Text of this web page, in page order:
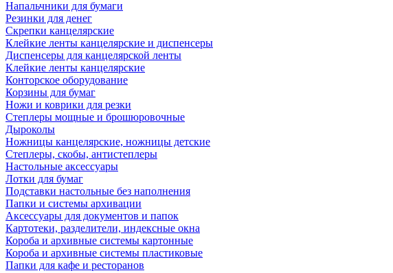
Напальчники для бумаги
Резинки для денег
Скрепки канцелярские
Клейкие ленты канцелярские и диспенсеры
Диспенсеры для канцелярской ленты
Клейкие ленты канцелярские
Конторское оборудование
Корзины для бумаг
Ножи и коврики для резки
Степлеры мощные и брошюровочные
Дыроколы
Ножницы канцелярские, ножницы детские
Степлеры, скобы, антистеплеры
Настольные аксессуары
Лотки для бумаг
Подставки настольные без наполнения
Папки и системы архивации
Аксессуары для документов и папок
Картотеки, разделители, индексные окна
Короба и архивные системы картонные
Короба и архивные системы пластиковые
Папки для кафе и ресторанов